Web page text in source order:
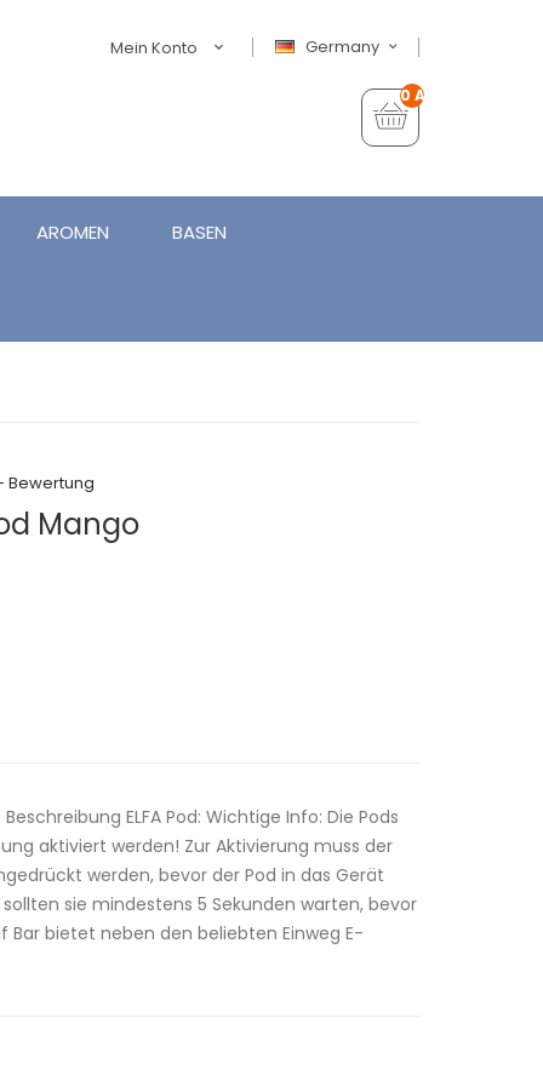
Germany
Mein Konto
0 Artikel - €0,00
AROMEN BASEN
Bewertung
Mango
ELFA Pod: Wichtige Info: Die Pods
aktiviert werden! Zur Aktivierung muss der
werden, bevor der Pod in das Gerät
sie mindestens 5 Sekunden warten, bevor
Bar bietet neben den beliebten Einweg E-